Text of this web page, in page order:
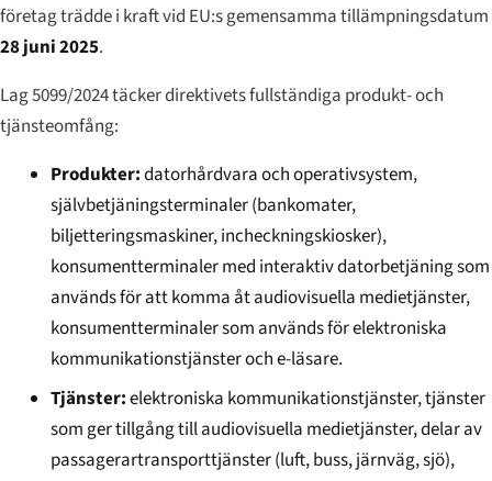
företag trädde i kraft vid EU:s gemensamma tillämpningsdatum
28 juni 2025.
Lag 5099/2024 täcker direktivets fullständiga produkt- och
tjänsteomfång:
Produkter:datorhårdvara och operativsystem,
självbetjäningsterminaler (bankomater,
biljetteringsmaskiner, incheckningskiosker),
konsumentterminaler med interaktiv datorbetjäning som
används för att komma åt audiovisuella medietjänster,
konsumentterminaler som används för elektroniska
kommunikationstjänster och e-läsare.
Tjänster:elektroniska kommunikationstjänster, tjänster
som ger tillgång till audiovisuella medietjänster, delar av
passagerartransporttjänster (luft, buss, järnväg, sjö),